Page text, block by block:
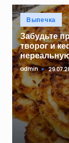
Опубликовано
в Выпечка
Забудьте
творог и
Запись
от
admin